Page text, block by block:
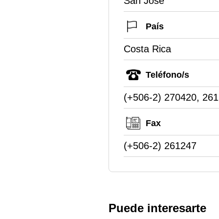
País
Costa Rica
Teléfono/s
(+506-2) 270420,
Fax
(+506-2) 261247
Puede interesarte